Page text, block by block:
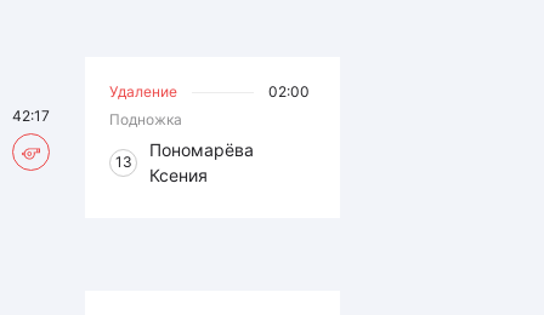
Удаление
02:00
Подножка
13
Пономарёва
Ксения
42:17